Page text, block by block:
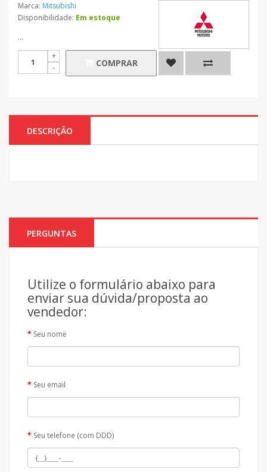
Marca: Mitsubishi
Disponibilidade: Em estoque
...
COMPRAR
DESCRIÇÃO
PERGUNTAS
Utilize o formulário abaixo para
enviar sua dúvida/proposta ao
vendedor:
Seu nome
Seu email
Seu telefone (com DDD)